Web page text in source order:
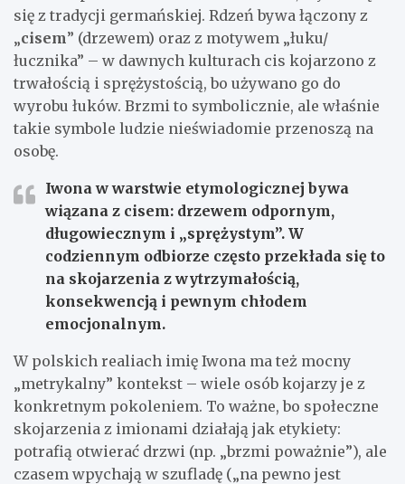
się z tradycji germańskiej. Rdzeń bywa łączony z
„cisem” (drzewem) oraz z motywem „łuku/
łucznika” – w dawnych kulturach cis kojarzono z
trwałością i sprężystością, bo używano go do
wyrobu łuków. Brzmi to symbolicznie, ale właśnie
takie symbole ludzie nieświadomie przenoszą na
osobę.
Iwona w warstwie etymologicznej bywa
wiązana z cisem: drzewem odpornym,
długowiecznym i „sprężystym”. W
codziennym odbiorze często przekłada się to
na skojarzenia z wytrzymałością,
konsekwencją i pewnym chłodem
emocjonalnym.
W polskich realiach imię Iwona ma też mocny
„metrykalny” kontekst – wiele osób kojarzy je z
konkretnym pokoleniem. To ważne, bo społeczne
skojarzenia z imionami działają jak etykiety:
potrafią otwierać drzwi (np. „brzmi poważnie”), ale
czasem wpychają w szufladę („na pewno jest